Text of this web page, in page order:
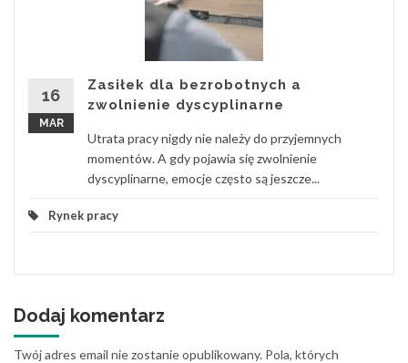
16
MAR
Zasiłek dla bezrobotnych a
zwolnienie dyscyplinarne
Utrata pracy nigdy nie należy do przyjemnych
momentów. A gdy pojawia się zwolnienie
dyscyplinarne, emocje często są jeszcze...
Rynek pracy
Dodaj komentarz
Twój adres email nie zostanie opublikowany. Pola, których